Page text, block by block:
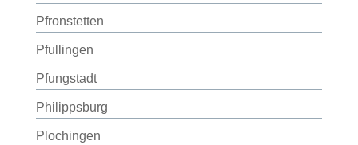
Pfronstetten
Pfullingen
Pfungstadt
Philippsburg
Plochingen